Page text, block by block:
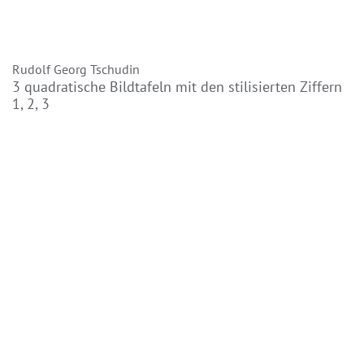
Rudolf Georg Tschudin
3 quadratische Bildtafeln mit den stilisierten Ziffern
1, 2, 3